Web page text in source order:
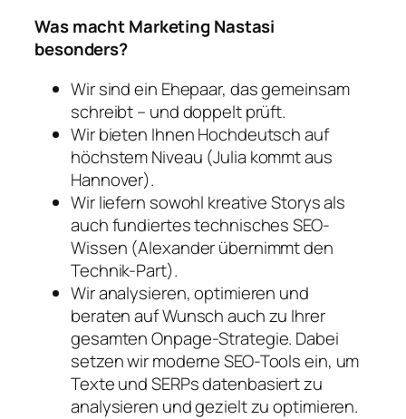
Was macht Marketing Nastasi
besonders?
Wir sind ein Ehepaar, das gemeinsam
schreibt – und doppelt prüft.
Wir bieten Ihnen Hochdeutsch auf
höchstem Niveau (Julia kommt aus
Hannover).
Wir liefern sowohl kreative Storys als
auch fundiertes technisches SEO-
Wissen (Alexander übernimmt den
Technik-Part).
Wir analysieren, optimieren und
beraten auf Wunsch auch zu Ihrer
gesamten Onpage-Strategie. Dabei
setzen wir moderne SEO-Tools ein, um
Texte und SERPs datenbasiert zu
analysieren und gezielt zu optimieren.